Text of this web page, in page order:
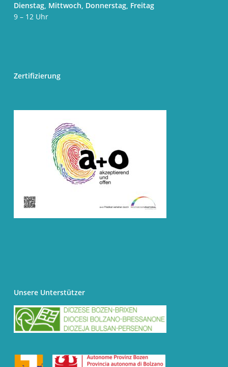
Dienstag, Mittwoch, Donnerstag, Freitag
9 – 12 Uhr
Zertifizierung
Unsere Unterstützer